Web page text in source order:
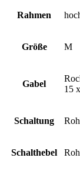
Rahmen
Größe M
Gabel
15
Schaltung
Schalthebel